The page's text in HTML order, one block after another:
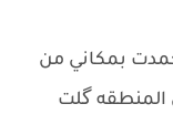
بمكاني من
گلت